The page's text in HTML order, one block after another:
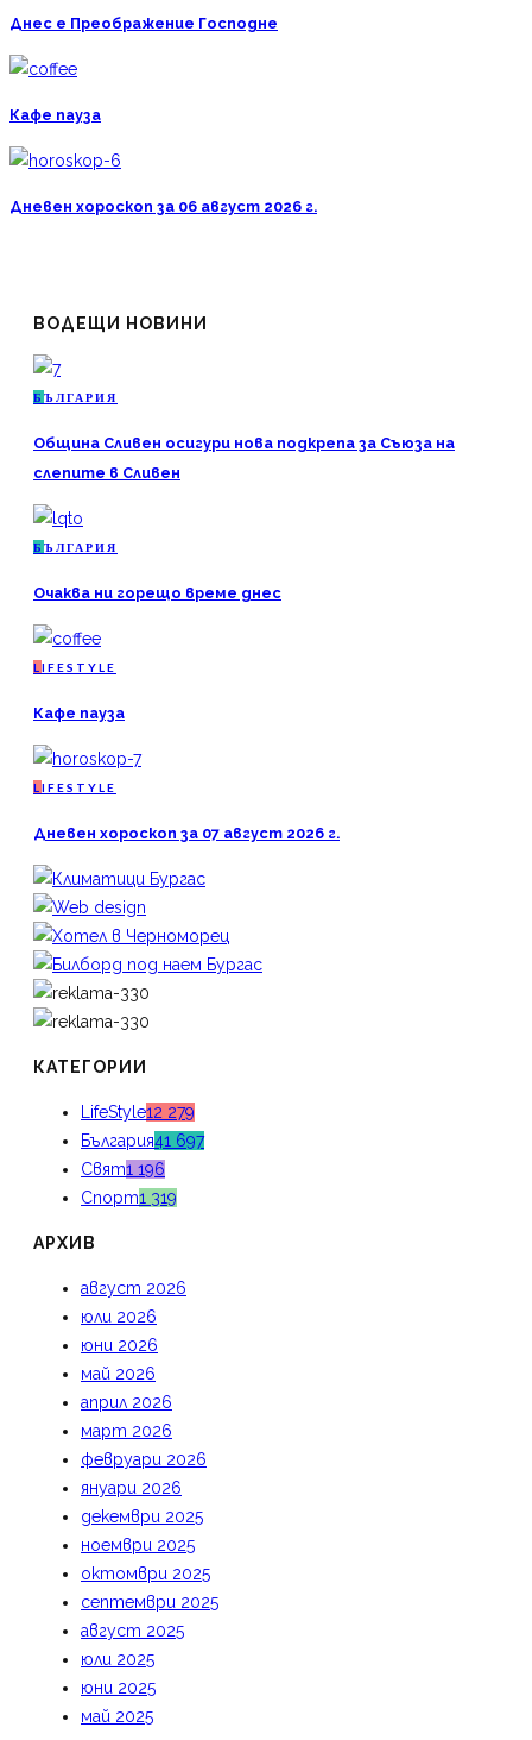
Днес е Преображение Господне
Кафе пауза
Дневен хороскоп за 06 август 2026 г.
ВОДЕЩИ НОВИНИ
Б ЪЛГАРИЯ
Община Сливен осигури нова подкрепа за Съюза на
слепите в Сливен
Б ЪЛГАРИЯ
Очаква ни горещо време днес
L IFESTYLE
Кафе пауза
L IFESTYLE
Дневен хороскоп за 07 август 2026 г.
КАТЕГОРИИ
LifeStyle12 279
България41 697
Свят1 196
Спорт1 319
АРХИВ
август 2026
юли 2026
юни 2026
май 2026
април 2026
март 2026
февруари 2026
януари 2026
декември 2025
ноември 2025
октомври 2025
септември 2025
август 2025
юли 2025
юни 2025
май 2025